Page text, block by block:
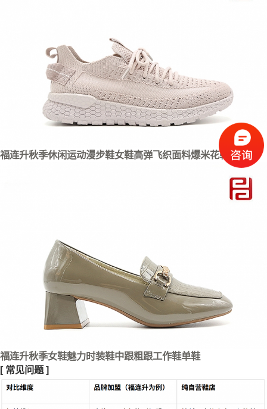
福连升秋季休闲运动漫步鞋女鞋高弹飞织面料爆米花鞋底
福连升秋季女鞋魅力时装鞋中跟粗跟工作鞋单鞋
[ 常见问题 ]